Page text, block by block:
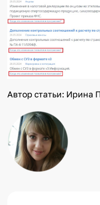
Автор статьи: Ирина